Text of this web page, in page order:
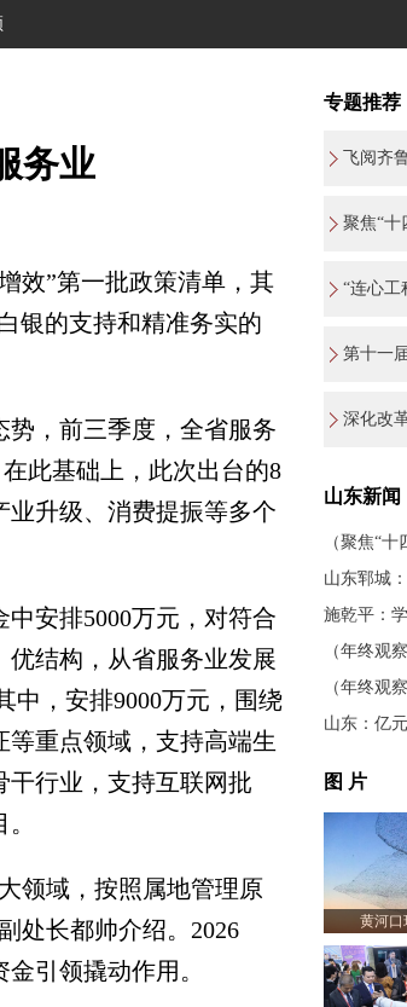
务业
效”第一批政策清单，其
银的支持和精准务实的
，前三季度，全省服务
此基础上，此次出台的8
升级、消费提振等多个
安排5000万元，对符合
结构，从省服务业发展
中，安排9000万元，围绕
重点领域，支持高端生
干行业，支持互联网批
领域，按照属地管理原
处长都帅介绍。2026
引领撬动作用。
专题推荐
飞阅齐
聚焦“十
“连心工
第十一
深化改
山东新闻
山东郓城
施乾平：
（年终观
（年终观
山东：亿
图 片
黄河口